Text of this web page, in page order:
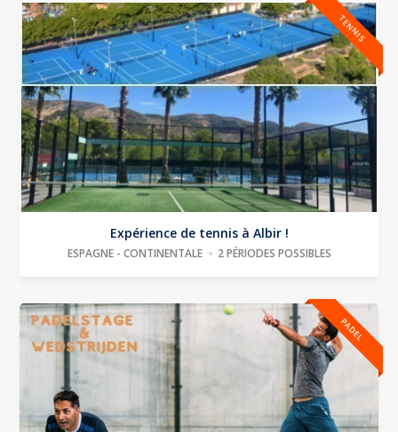
TENNIS
Expérience de tennis à Albir !
ESPAGNE - CONTINENTALE 2 PÉRIODES POSSIBLES
PADEL